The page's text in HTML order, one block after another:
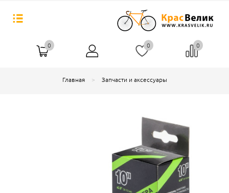
0 0 0
Главная Запчасти и аксессуары